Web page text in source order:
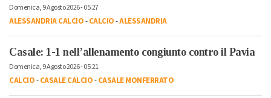
Domenica, 9 Agosto 2026 - 05:27
ALESSANDRIA CALCIO-CALCIO-ALESSANDRIA
Casale: 1-1 nell’allenamento congiunto contro il Pavia
Domenica, 9 Agosto 2026 - 05:21
CALCIO-CASALE CALCIO-CASALE MONFERRATO